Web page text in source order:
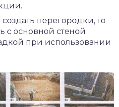
перегородки, то
с основной стеной
при использовании